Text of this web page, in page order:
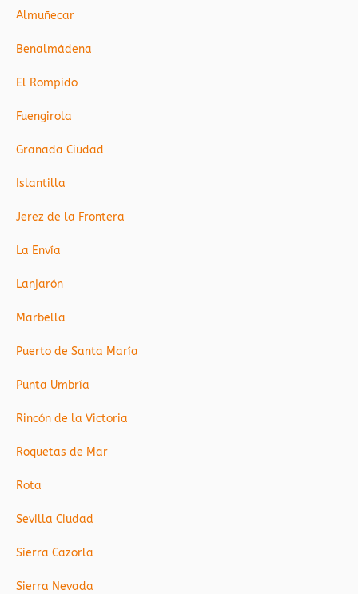
Almuñecar
Benalmádena
El Rompido
Fuengirola
Granada Ciudad
Islantilla
Jerez de la Frontera
La Envía
Lanjarón
Marbella
Puerto de Santa María
Punta Umbría
Rincón de la Victoria
Roquetas de Mar
Rota
Sevilla Ciudad
Sierra Cazorla
Sierra Nevada